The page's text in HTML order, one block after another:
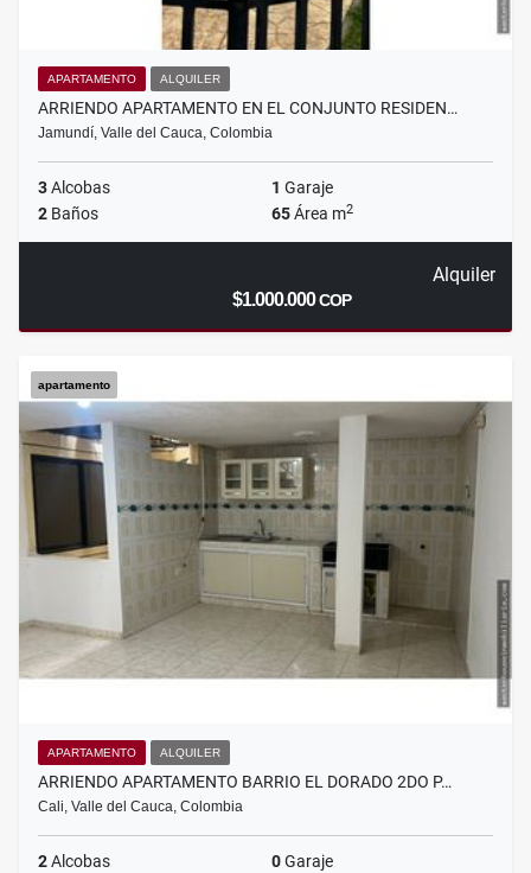
APARTAMENTO ALQUILER
ARRIENDO APARTAMENTO EN EL CONJUNTO RESIDEN…
Jamundí, Valle del Cauca, Colombia
3Alcobas 1 Garaje
2 Baños 65Área m2
Alquiler
$1.000.000COP
apartamento
APARTAMENTO ALQUILER
ARRIENDO APARTAMENTO BARRIO EL DORADO 2DO P…
Cali, Valle del Cauca, Colombia
2Alcobas 0Garaje